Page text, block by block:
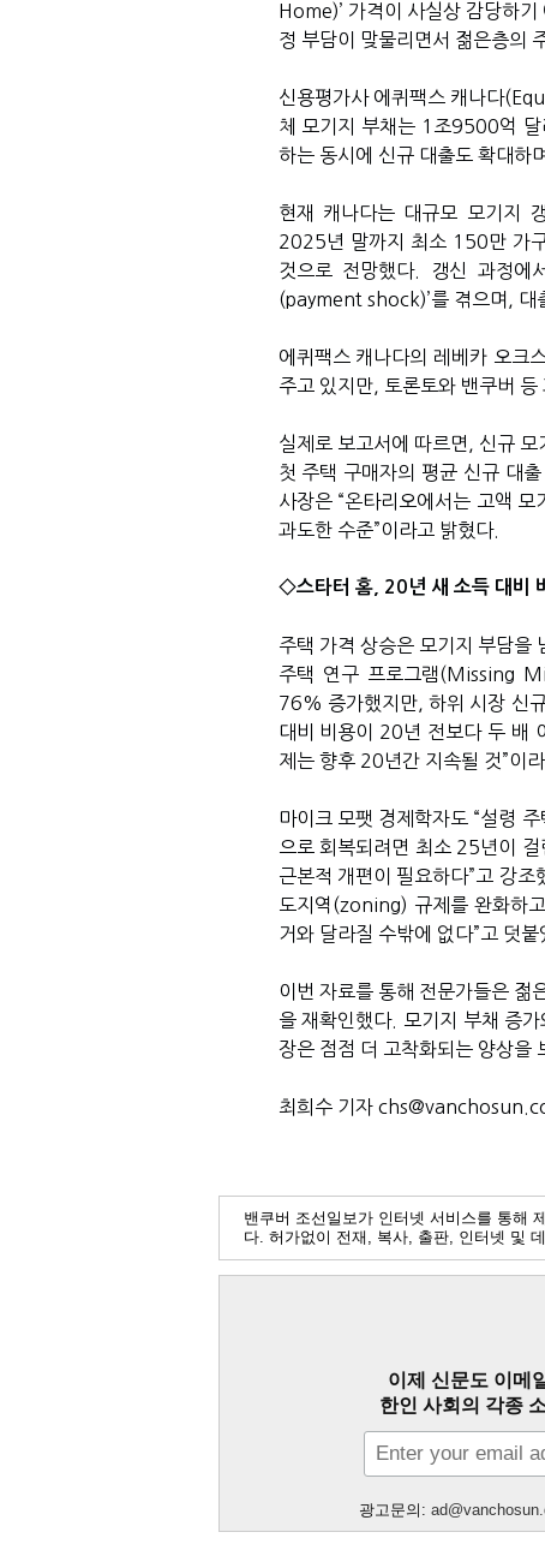
Home)’ 가격이 사실상 감당하
정 부담이 맞물리면서 젊은층의
신용평가사 에퀴팩스 캐나다
체 모기지 부채는 1조9500억
하는 동시에 신규 대출도 확대하
현재 캐나다는 대규모 모기지
2025년 말까지 최소 150만 가
것으로 전망했다. 갱신 과정에
(payment shock)’를 겪으며, 대
에퀴팩스 캐나다의 레베카 오크
주고 있지만, 토론토와 밴쿠버 등
실제로 보고서에 따르면, 신규
첫 주택 구매자의 평균 신규 대
사장은 “온타리오에서는 고액
과도한 수준”이라고 밝혔다.
◇스타터 홈, 20년 새 소득 대비
주택 가격 상승은 모기지 부담을
주택 연구 프로그램(Missing
76% 증가했지만, 하위 시장 신
대비 비용이 20년 전보다 두 배
제는 향후 20년간 지속될 것”이
마이크 모팻 경제학자도 “설령
으로 회복되려면 최소 25년이
근본적 개편이 필요하다”고 강
도지역(zoning) 규제를 완화하
거와 달라질 수밖에 없다”고 덧붙
이번 자료를 통해 전문가들은 젊
을 재확인했다. 모기지 부채 증
장은 점점 더 고착화되는 양상을
최희수 기자
밴쿠버 조선일보가 인터넷 서비스를 통해
다. 허가없이 전재, 복사, 출판, 인터넷 및
이제 신문도 이메
한인 사회의 각종
광고문의: